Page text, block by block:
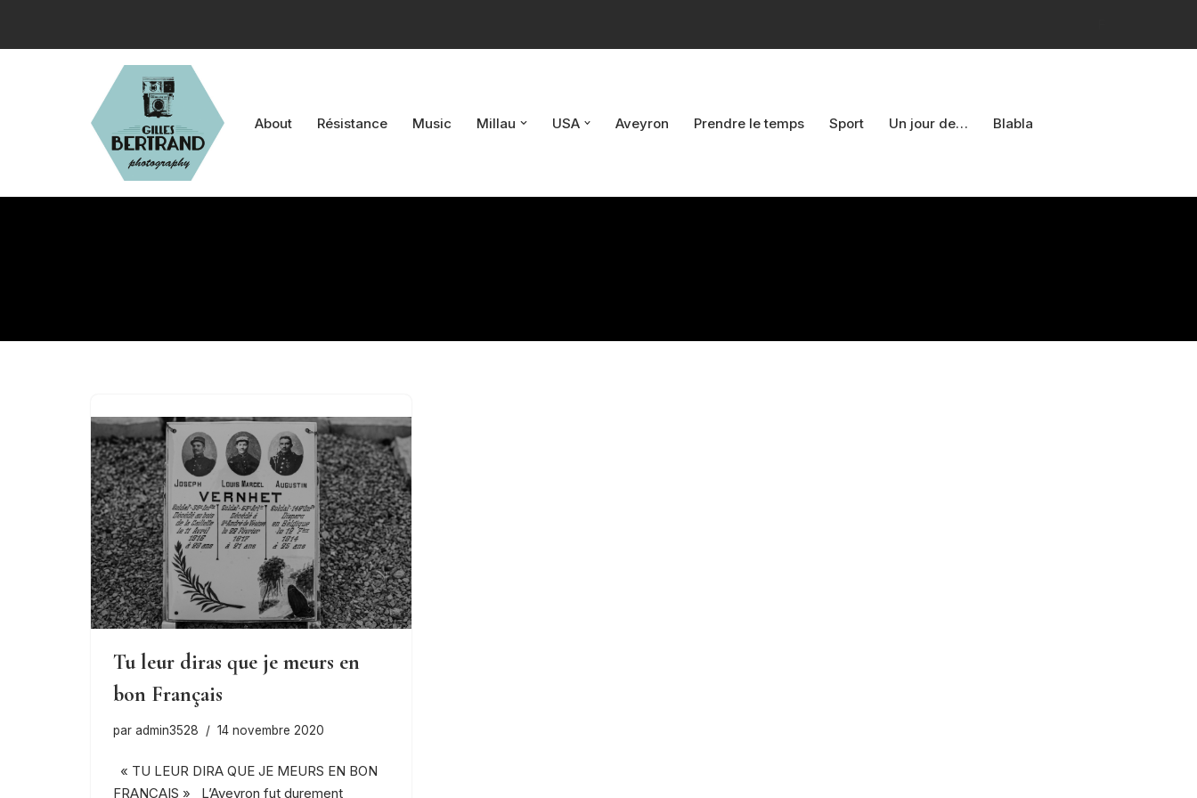
Aller
About Résistance Music Millau USA Aveyron Prendre le temps Sport Un jour de… Blabla
Tu leur diras que je meurs en
bon Français
par admin3528 14 novembre 2020
« TU LEUR DIRA QUE JE MEURS EN BON
FRANCAIS » L’Aveyron fut durement